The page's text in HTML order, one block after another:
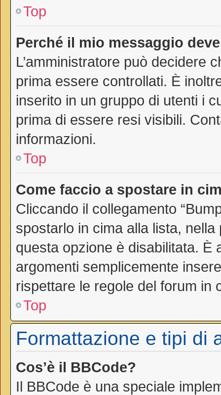
Top
Perché il mio messaggio
L’amministratore può decidere
prima essere controllati. È
inserito in un gruppo di utenti i
prima di essere resi visibili.
informazioni.
Top
Come faccio a spostare in
Cliccando il collegamento
spostarlo in cima alla lista,
questa opzione è disabilitata. È
argomenti semplicemente
rispettare le regole del forum in
Top
Formattazione e tipi di
Cos’è il BBCode?
Il BBCode è una speciale